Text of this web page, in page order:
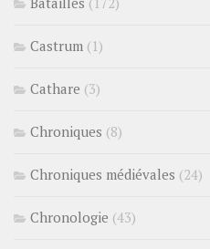
Castrum (1)
Cathare (3)
Chroniques (8)
Chroniques médiévales (24)
Chronologie (43)